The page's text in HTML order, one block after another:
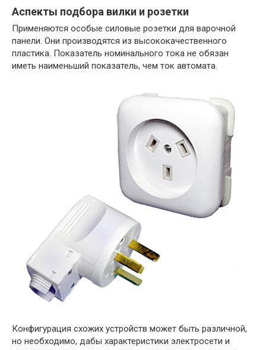
Аспекты подбора вилки и розетки
Применяются особые силовые розетки для варочной
панели. Они производятся из высококачественного
пластика. Показатель номинального тока не обязан
иметь наименьший показатель, чем ток автомата.
Конфигурация схожих устройств может быть различной,
но необходимо, дабы характеристики электросети и